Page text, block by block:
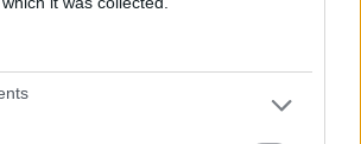
Camping Village Cesenatico